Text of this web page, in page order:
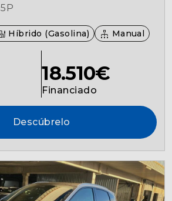
5P
Híbrido (Gasolina) Manual
18.510€
Financiado
Descúbrelo